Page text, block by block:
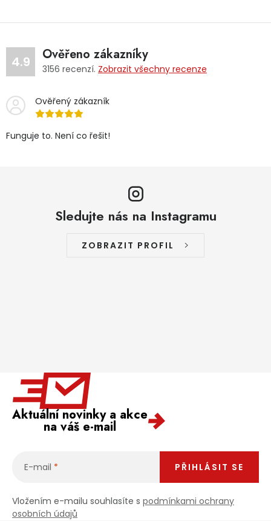
4.9 Ověřeno zákazníky
3156 recenzí. Zobrazit všechny recenze
Ověřený zákazník
Funguje to. Není co řešit!
Sledujte nás na Instagramu
ZOBRAZIT PROFIL
Aktuální novinky a akce
na váš e-mail
E-mail
Vložením e-mailu souhlasíte s podmínkami ochrany
osobních údajů
PŘIHLÁSIT SE